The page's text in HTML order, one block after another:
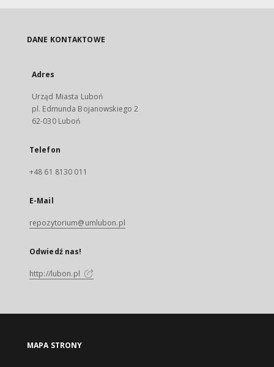
DANE KONTAKTOWE
Adres
Urząd Miasta Luboń
pl. Edmunda Bojanowskiego 2
62-030 Luboń
Telefon
+48 61 8130 011
E-Mail
repozytorium@umlubon.pl
Odwiedź nas!
http://lubon.pl
MAPA STRONY